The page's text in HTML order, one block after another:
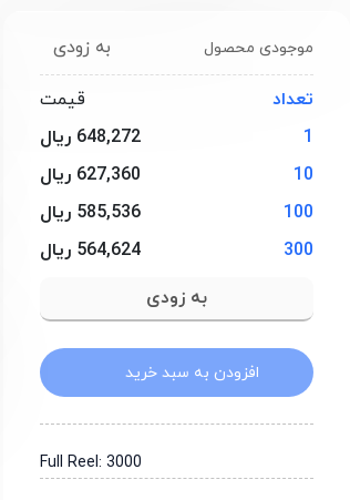
به زودی موجودی محصول
تعداد
قیمت
1
648,272 ریال
10
627,360 ریال
100
585,536 ریال
300
564,624 ریال
افزودن به سبد خرید
Full Reel: 3000